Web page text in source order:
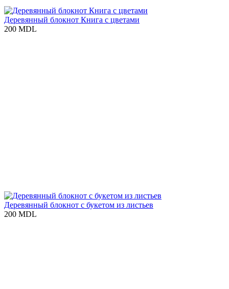
Деревянный блокнот Книга с цветами
200 MDL
Деревянный блокнот с букетом из листьев
200 MDL